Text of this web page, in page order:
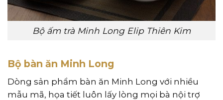
Bộ ấm trà Minh Long Elip Thiên Kim
Bộ bàn ăn Minh Long
Dòng sản phẩm bàn ăn Minh Long với nhiều
mẫu mã, họa tiết luôn lấy lòng mọi bà nội trợ